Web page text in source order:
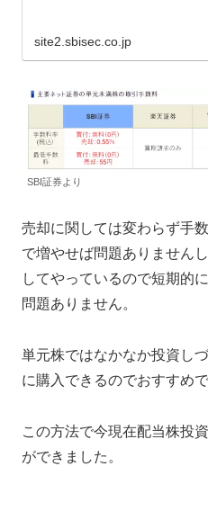
site2.sbisec.co.jp
SBI証券より
売却に関しては変わらず手
で増やせば問題ありません
してやっているので短期的
問題ありません。
単元株ではなかなか投資し
に購入できるのでおすすめで
この方法で今現在配当株投
ができました。